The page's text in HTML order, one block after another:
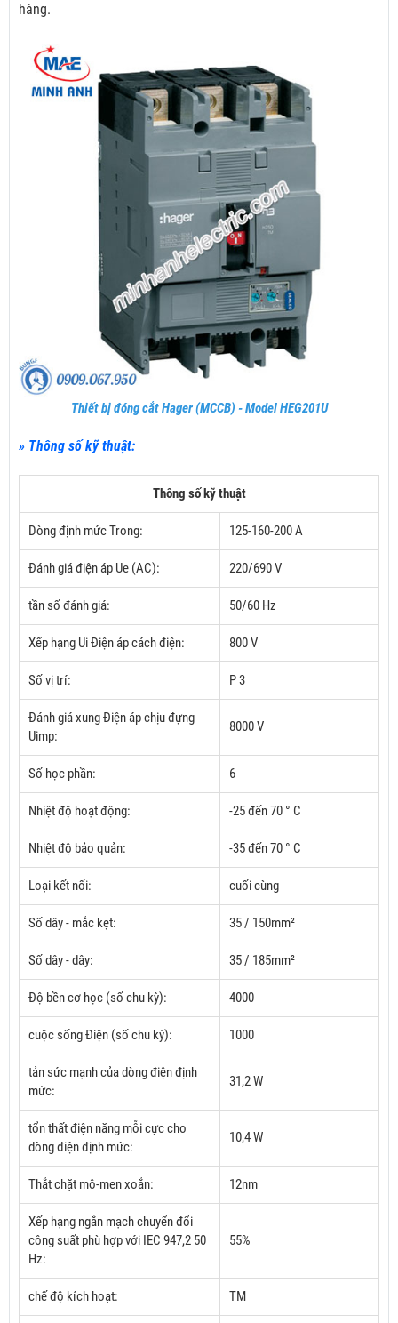
hàng.
Thiết bị đóng cắt Hager (MCCB) - Model HEG201U
» Thông số kỹ thuật:
Thông số kỹ thuật
Dòng định mức Trong: 125-160-200A
Đánh giá điện áp Ue (AC): 220/690 V
tần số đánh giá: 50/60 Hz
Xếp hạng Ui Điện áp cách điện: 800 V
Số vị trí: P 3
Đánh giá xung Điện áp chịu đựng
Uimp:
8000 V
Số học phần: 6
Nhiệt độ hoạt động: -25 đến 70 ° C
Nhiệt độ bảo quản: -35 đến 70 ° C
Loại kết nối: cuối cùng
Số dây - mắc kẹt: 35 / 150mm²
Số dây - dây: 35 / 185mm²
Độ bền cơ học (số chu kỳ): 4000
cuộc sống Điện (số chu kỳ): 1000
tản sức mạnh của dòng điện định
mức:
31,2 W
tổn thất điện năng mỗi cực cho
dòng điện định mức:
10,4 W
Thắt chặt mô-men xoắn: 12nm
Xếp hạng ngắn mạch chuyển đổi
công suất phù hợp với IEC 947,2 50
Hz:
55%
chế độ kích hoạt: TM